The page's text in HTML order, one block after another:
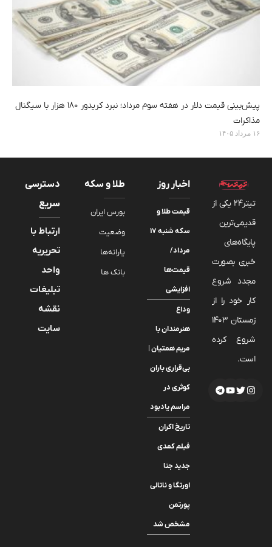
پیش‌بینی قیمت دلار در هفته سوم مرداد؛ نبرد کریدور ۱۸۰ هزار با سیگنال
مذاکرات
۱۶ مرداد ۱۴۰۵
تیتر24 یکی از
قدیمی‌ترین
پایگاه‌های
خبری بصورت
مجدد شروع
کار خود را از
زمستان 1403
شروع کرده
است.
اخبار روز
قیمت طلا و
سکه شنبه ۱۷
مرداد/
قیمت‌ها
افزایشی
وداع
هنرمندان با
مریم همتیان |
بی‌قراری باران
کوثری در
مراسم یادبود
تاریخ اکران
فیلم کمدی
جدید جنا
اورتگا و ناتالی
پورتمن
مشخص شد
طلا و سکه
بورس ایران
وضعیت
یارانه‌ها
بانک ها
دسترسی
سریع
ارتباط با
تحریریه
واحد
تبلیغات
نقشه
سایت